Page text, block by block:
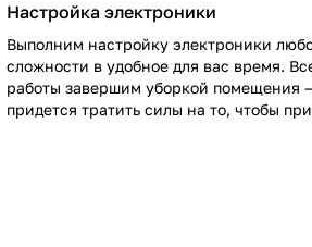
Настройка электроники
Выполним настройку электроники
сложности в удобное для вас время.
работы завершим уборкой помещения
придется тратить силы на то, чтобы